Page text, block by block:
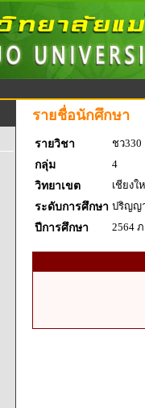
รายชื่อนักศึกษา
รายวิชา
ชว330
กลุ่ม
4
วิทยาเขต
เชียงใ
ระดับการศึกษา ปริญญ
ปีการศึกษา
2564